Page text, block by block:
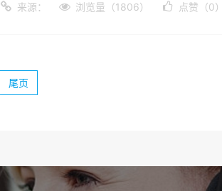
来源： 浏览量（1806） 点赞（0）
尾页